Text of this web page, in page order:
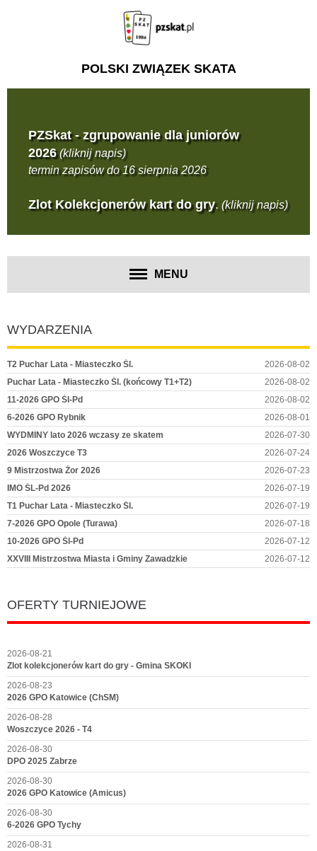
POLSKI ZWIĄZEK SKATA
PZSkat - zgrupowanie dla juniorów
2026 (kliknij napis)
termin zapisów do 16 sierpnia 2026
Zlot Kolekcjonerów kart do gry. (kliknij napis)
MENU
WYDARZENIA
T2 Puchar Lata - Miasteczko Śl.
2026-08-02
Puchar Lata - Miasteczko Śl. (końcowy T1+T2)
2026-08-02
11-2026 GPO Śl-Pd
2026-08-02
6-2026 GPO Rybnik
2026-08-01
WYDMINY lato 2026 wczasy ze skatem
2026-07-30
2026 Woszczyce T3
2026-07-24
9 Mistrzostwa Żor 2026
2026-07-23
IMO ŚL-Pd 2026
2026-07-19
T1 Puchar Lata - Miasteczko Śl.
2026-07-19
7-2026 GPO Opole (Turawa)
2026-07-18
10-2026 GPO Śl-Pd
2026-07-12
XXVIII Mistrzostwa Miasta i Gminy Zawadzkie
2026-07-12
OFERTY TURNIEJOWE
2026-08-21
Zlot kolekcjonerów kart do gry - Gmina SKOKI
2026-08-23
2026 GPO Katowice (ChSM)
2026-08-28
Woszczyce 2026 - T4
2026-08-30
DPO 2025 Zabrze
2026-08-30
2026 GPO Katowice (Amicus)
2026-08-30
6-2026 GPO Tychy
2026-08-31